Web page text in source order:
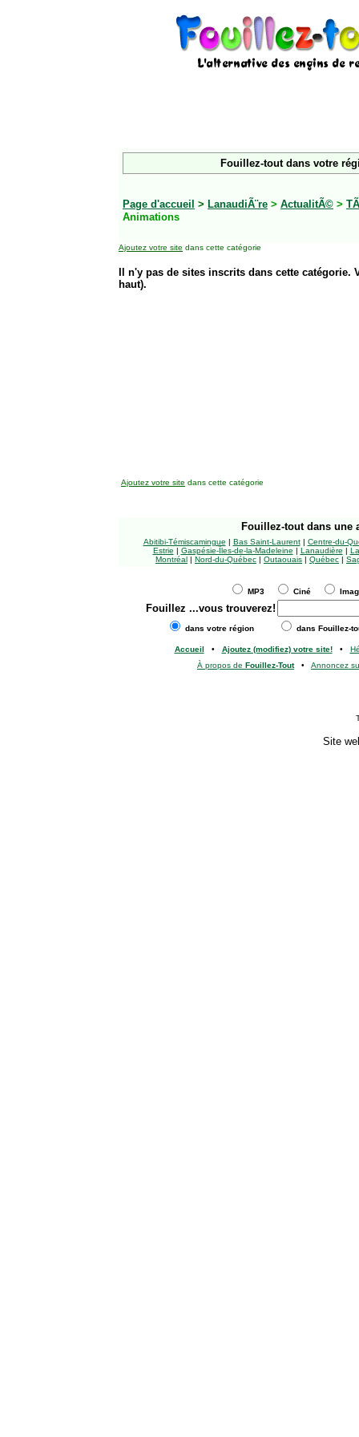
Fouillez-tout dans votre
Page d'accueil > LanaudiÃ¨re > ActualitÃ© >
Animations
Ajoutez votre site dans cette catégorie
Il n'y pas de sites inscrits dans cette
haut).
Ajoutez votre site dans cette catégorie
Fouillez-tout dans une
Abitibi-Témiscamingue | Bas Saint-Laurent| Centre-du-
Estrie | Gaspésie-Îles-de-la-Madeleine | Lanaudière |
Montréal | Nord-du-Québec | Outaouais | Québec |
MP3 Ciné
Fouillez ...vous trouverez!
dans votre région dans Fouillez-
Accueil • Ajoutez (modifiez) votre site!•
À propos de Fouillez-Tout• Annoncez
Site